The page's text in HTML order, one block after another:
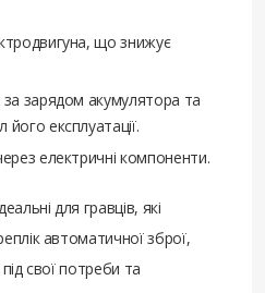
що знижує
за зарядом акумулятора та
експлуатації.
електричні компоненти.
для гравців, які
автоматичної зброї,
свої потреби та